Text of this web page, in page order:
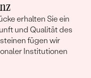
erhalten Sie ein
und Qualität des
fügen wir
Institutionen